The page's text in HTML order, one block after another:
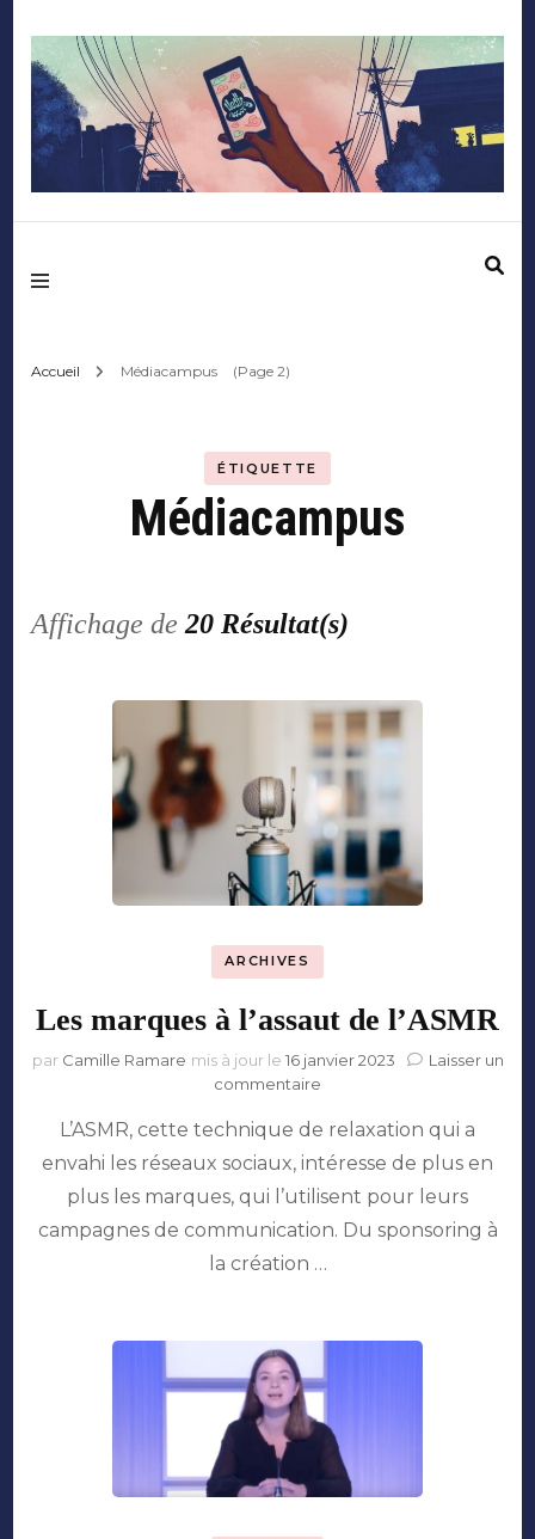
Mediafactory – Le
d'Audencia
Accueil Médiacampus (Page 2)
ÉTIQUETTE
Médiacampus
Affichage de20 Résultat(s)
ARCHIVES
Les marques à l’assaut de l’ASMR
par Camille Ramare mis à jour le 16 janvier 2023
Laisser un
commentaire
marques
à
de
l’ASMR
L’ASMR, cette technique de relaxation qui a
envahi les réseaux sociaux, intéresse de plus en
plus les marques, qui l’utilisent pour leurs
campagnes de communication. Du sponsoring à
la création …